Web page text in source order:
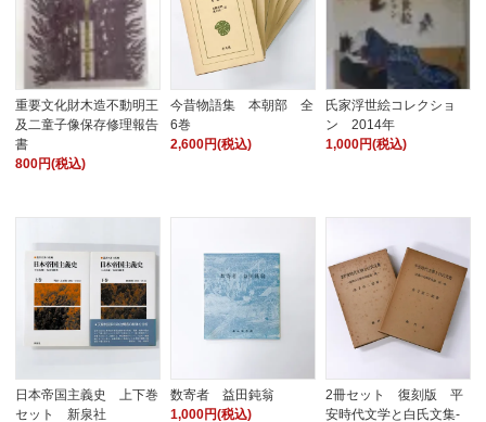
重要文化財木造不動明王
及二童子像保存修理報告
書
800円(税込)
今昔物語集 本朝部 全
6巻
2,600円(税込)
氏家浮世絵コレクショ
ン 2014年
1,000円(税込)
日本帝国主義史 上下巻
セット 新泉社
数寄者 益田鈍翁
1,000円(税込)
2冊セット 復刻版 平
安時代文学と白氏文集-